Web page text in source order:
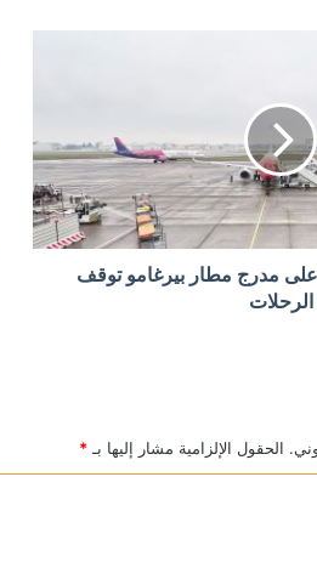
حريق في سفينة أخرى بمضيق هرمز
على مدرج مطار بيرغامو توقف
الرحلات
الحقول الإلزامية مشار إليها بـ *